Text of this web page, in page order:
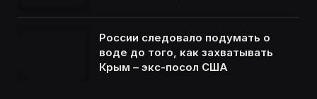
России следовало подумать о
воде до того, как захватывать
Крым – экс-посол США